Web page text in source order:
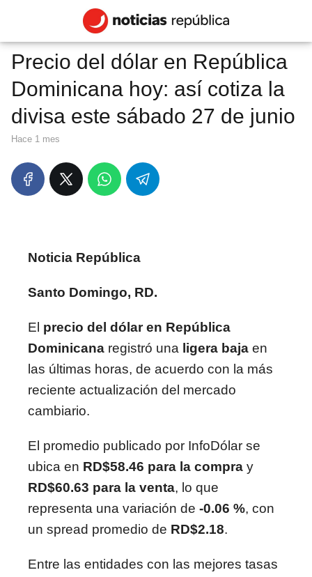
Precio del dólar en República
Dominicana hoy: así cotiza la
divisa este sábado 27 de junio
hace 1 mes
Noticia República
Santo Domingo, RD.
El precio del dólar en República
Dominicana registró una ligera baja en
las últimas horas, de acuerdo con la más
reciente actualización del mercado
cambiario.
El promedio publicado por InfoDólar se
ubica en RD$58.46 para la compra y
RD$60.63 para la venta, lo que
representa una variación de -0.06 %, con
un spread promedio de RD$2.18.
Entre las entidades con las mejores tasas